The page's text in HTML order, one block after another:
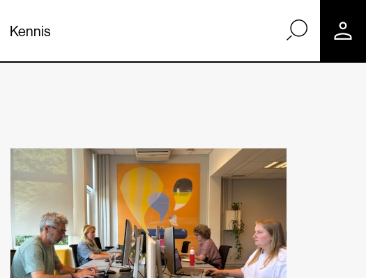
Kennis